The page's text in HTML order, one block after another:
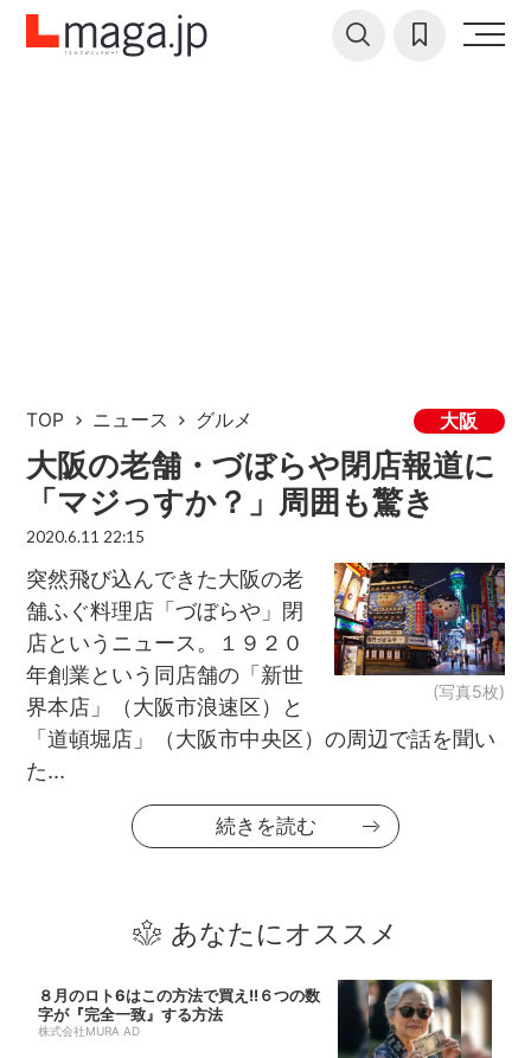
TOP ニュース グルメ 大阪
大阪の老舗・づぼらや閉店報道に
「マジっすか？」周囲も驚き
2020.6.11 22:15
(写真5枚)
突然飛び込んできた大阪の老
舗ふぐ料理店「づぼらや」閉
店というニュース。１９２０
年創業という同店舗の「新世
界本店」（大阪市浪速区）と
「道頓堀店」（大阪市中央区）の周辺で話を聞い
た...
続きを読む
あなたにオススメ
８月のロト6はこの方法で買え!!６つの数
字が『完全一致』する方法
株式会社MURA AD